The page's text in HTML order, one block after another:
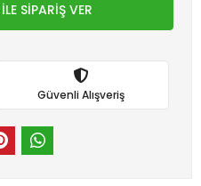
SİPARİŞ VER
Güvenli Alışveriş